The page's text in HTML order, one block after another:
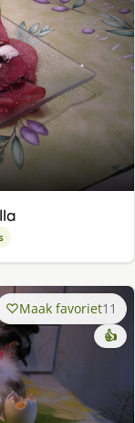
Maak favoriet11
👍